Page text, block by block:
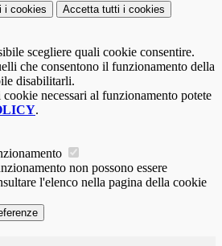
i cookies Accetta tutti i cookies
scegliere quali cookie consentire.
che consentono il funzionamento della
disabilitarli.
necessari al funzionamento potete
.
non possono essere
l'elenco nella pagina della cookie